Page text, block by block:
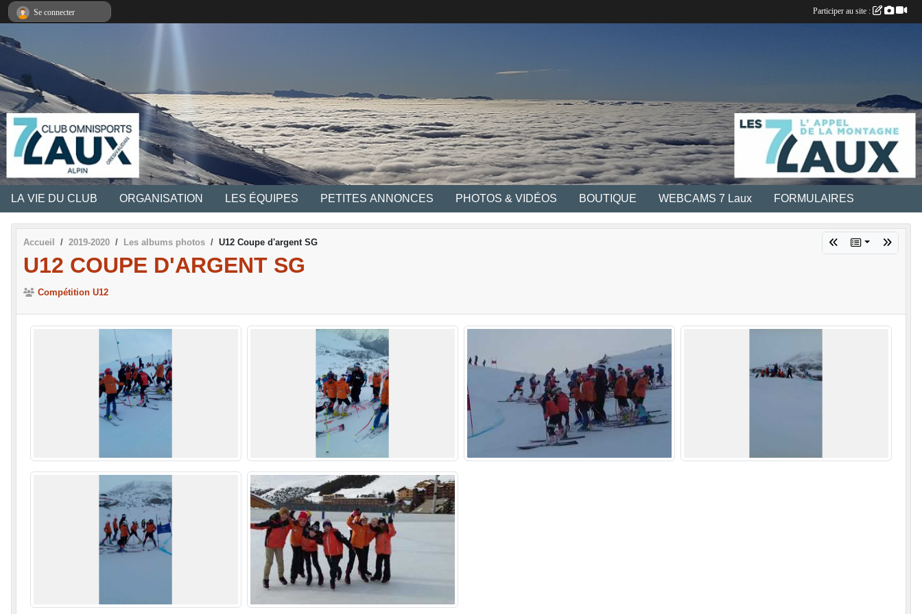
LA VIE DU CLUB ORGANISATION LES ÉQUIPES PETITES ANNONCES PHOTOS & VIDÉOS BOUTIQUE WEBCAMS 7 Laux FORMULAIRES
Accueil 2019-2020 Les albums photos U12 Coupe d'argent SG
U12 COUPE D'ARGENT SG
Compétition U12
Se connecter Participer au site :
Panneau de gestion des cookies